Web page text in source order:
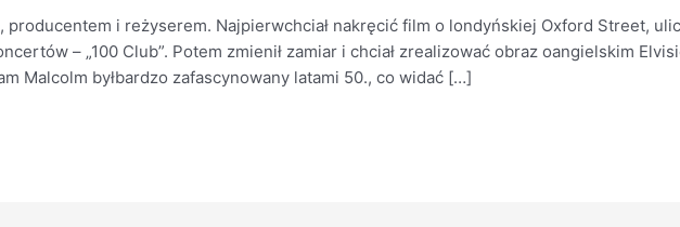
producentem i reżyserem. Najpierwchciał nakręcić film o londyńskiej Oxford Street,
– „100 Club”. Potem zmienił zamiar i chciał zrealizować obraz oangielskim
Malcolm byłbardzo zafascynowany latami 50., co widać […]